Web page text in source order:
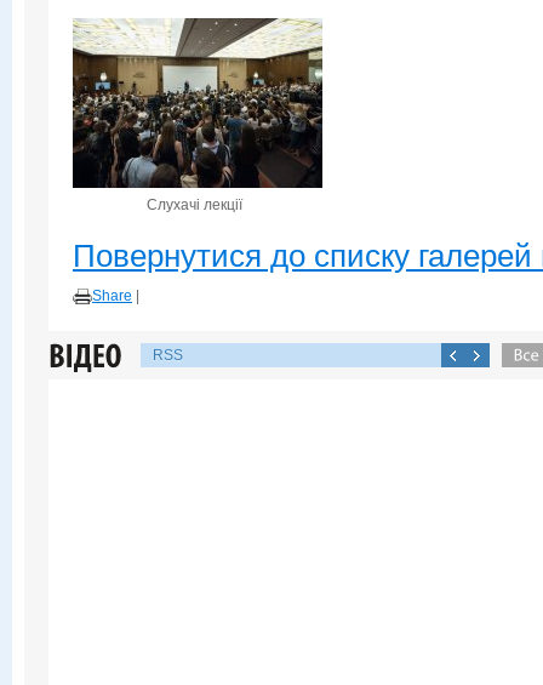
Слухачі лекції
Повернутися до списку галерей
Share
RSS